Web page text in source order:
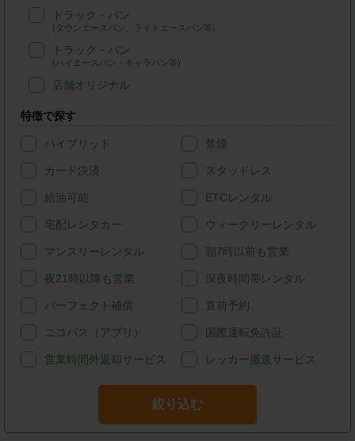
トラック・バン
(タウンエースバン、ライトエースバン等)
トラック・バン
(ハイエースバン・キャラバン等)
店舗オリジナル
特徴で探す
ハイブリッド 禁煙
カード決済 スタッドレス
給油可能 ETCレンタル
宅配レンタカー ウィークリーレンタル
マンスリーレンタル 朝7時以前も営業
夜21時以降も営業 深夜時間帯レンタル
パーフェクト補償 直前予約
ニコパス（アプリ） 国際運転免許証
営業時間外返却サービス レッカー搬送サービス
絞り込む